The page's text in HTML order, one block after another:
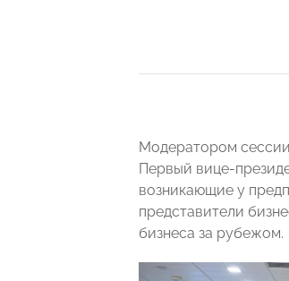
Модератором
Первый вице-
возникающие у
представители
бизнеса за рубежом.